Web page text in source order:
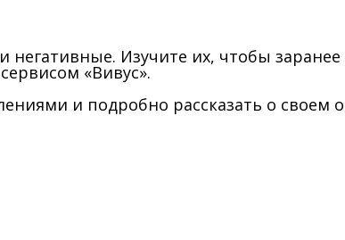
Изучите их, чтобы
«Вивус».
и подробно рассказать о своем